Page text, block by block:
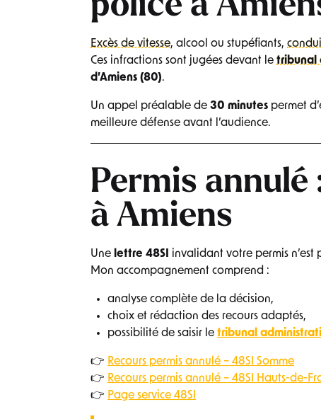
police à
Excès de vitesse, alcool ou stupéfiants,
Ces infractions sont jugées devant le tribunal
d’Amiens (80).
Un appel préalable de 30 minutes permet
meilleure défense avant l’audience.
Permis annulé
à Amiens
Une lettre 48SI
invalidant votre permis n’est
Mon accompagnement comprend :
analyse complète de la décision,
choix et rédaction des recours adaptés,
possibilité de saisir le tribunal
👉 Recours permis annulé – 48SI Somme
👉 Recours permis annulé – 48SI Hauts-de-
👉 Page service 48SI